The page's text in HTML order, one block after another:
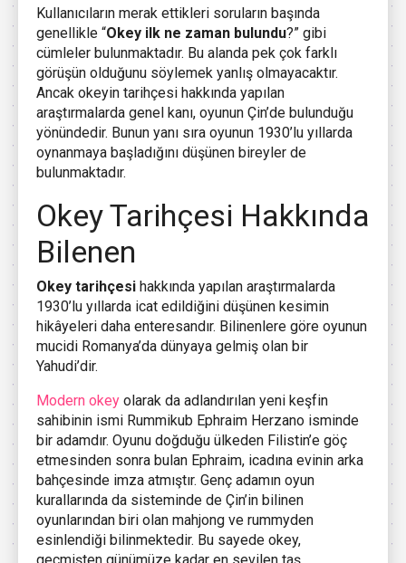
Kullanıcıların merak ettikleri soruların başında
genellikle “Okey ilk ne zaman bulundu?” gibi
cümleler bulunmaktadır. Bu alanda pek çok farklı
görüşün olduğunu söylemek yanlış olmayacaktır.
Ancak okeyin tarihçesi hakkında yapılan
araştırmalarda genel kanı, oyunun Çin’de bulunduğu
yönündedir. Bunun yanı sıra oyunun 1930’lu yıllarda
oynanmaya başladığını düşünen bireyler de
bulunmaktadır.
Okey Tarihçesi Hakkında
Bilenen
Okey tarihçesi hakkında yapılan araştırmalarda
1930’lu yıllarda icat edildiğini düşünen kesimin
hikâyeleri daha enteresandır. Bilinenlere göre oyunun
mucidi Romanya’da dünyaya gelmiş olan bir
Yahudi’dir.
Modern okey olarak da adlandırılan yeni keşfin
sahibinin ismi Rummikub Ephraim Herzano isminde
bir adamdır. Oyunu doğduğu ülkeden Filistin’e göç
etmesinden sonra bulan Ephraim, icadına evinin arka
bahçesinde imza atmıştır. Genç adamın oyun
kurallarında da sisteminde de Çin’in bilinen
oyunlarından biri olan mahjong ve rummyden
esinlendiği bilinmektedir. Bu sayede okey,